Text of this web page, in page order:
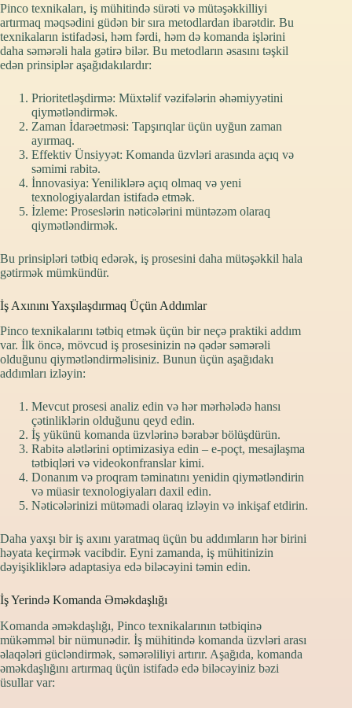
Pinco texnikaları, iş mühitində sürəti və mütəşəkkilliyi
artırmaq məqsədini güdən bir sıra metodlardan ibarətdir. Bu
texnikaların istifadəsi, həm fərdi, həm də komanda işlərini
daha səmərəli hala gətirə bilər. Bu metodların əsasını təşkil
edən prinsiplər aşağıdakılardır:
Prioritetləşdirmə: Müxtəlif vəzifələrin əhəmiyyətini
qiymətləndirmək.
Zaman İdarəetməsi: Tapşırıqlar üçün uyğun zaman
ayırmaq.
Effektiv Ünsiyyət: Komanda üzvləri arasında açıq və
səmimi rabitə.
İnnovasiya: Yeniliklərə açıq olmaq və yeni
texnologiyalardan istifadə etmək.
İzleme: Proseslərin nəticələrini müntəzəm olaraq
qiymətləndirmək.
Bu prinsipləri tətbiq edərək, iş prosesini daha mütəşəkkil hala
gətirmək mümkündür.
İş Axınını Yaxşılaşdırmaq Üçün Addımlar
Pinco texnikalarını tətbiq etmək üçün bir neçə praktiki addım
var. İlk öncə, mövcud iş prosesinizin nə qədər səmərəli
olduğunu qiymətləndirməlisiniz. Bunun üçün aşağıdakı
addımları izləyin:
Mevcut prosesi analiz edin və hər mərhələdə hansı
çətinliklərin olduğunu qeyd edin.
İş yükünü komanda üzvlərinə bərabər bölüşdürün.
Rabitə alətlərini optimizasiya edin – e-poçt, mesajlaşma
tətbiqləri və videokonfranslar kimi.
Donanım və proqram təminatını yenidin qiymətləndirin
və müasir texnologiyaları daxil edin.
Nəticələrinizi mütəmadi olaraq izləyin və inkişaf etdirin.
Daha yaxşı bir iş axını yaratmaq üçün bu addımların hər birini
həyata keçirmək vacibdir. Eyni zamanda, iş mühitinizin
dəyişikliklərə adaptasiya edə biləcəyini təmin edin.
İş Yerində Komanda Əməkdaşlığı
Komanda əməkdaşlığı, Pinco texnikalarının tətbiqinə
mükəmməl bir nümunədir. İş mühitində komanda üzvləri arası
əlaqələri gücləndirmək, səmərəliliyi artırır. Aşağıda, komanda
əməkdaşlığını artırmaq üçün istifadə edə biləcəyiniz bəzi
üsullar var: